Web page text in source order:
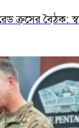
ক্রসের বৈঠক: